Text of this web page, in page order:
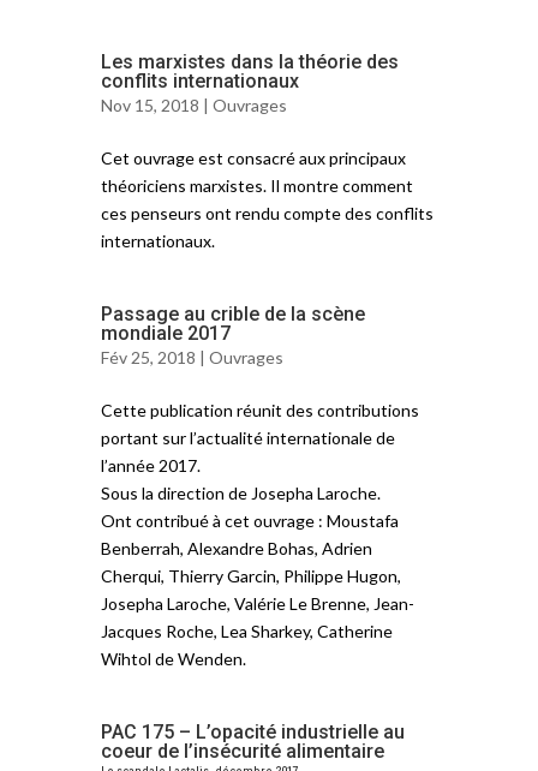
Les marxistes dans la théorie des
conflits internationaux
Nov 15, 2018 | Ouvrages
Cet ouvrage est consacré aux principaux
théoriciens marxistes. Il montre comment
ces penseurs ont rendu compte des conflits
internationaux.
Passage au crible de la scène
mondiale 2017
Fév 25, 2018 | Ouvrages
Cette publication réunit des contributions
portant sur l’actualité internationale de
l’année 2017.
Sous la direction de Josepha Laroche.
Ont contribué à cet ouvrage : Moustafa
Benberrah, Alexandre Bohas, Adrien
Cherqui, Thierry Garcin, Philippe Hugon,
Josepha Laroche, Valérie Le Brenne, Jean-
Jacques Roche, Lea Sharkey, Catherine
Wihtol de Wenden.
PAC 175 – L’opacité industrielle au
coeur de l’insécurité alimentaire